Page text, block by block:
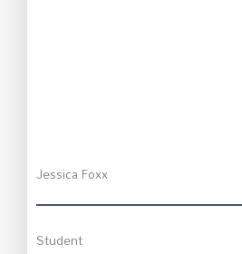
Jessica Foxx
Student